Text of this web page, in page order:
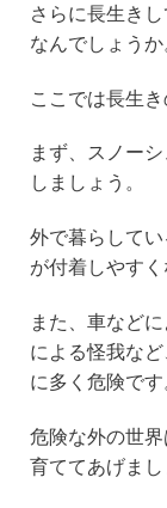
さらに長生き
なんでしょうか
ここでは長生
まず、スノー
しましょう。
外で暮らして
が付着しやすく
また、車など
による怪我な
に多く危険です
危険な外の世
育ててあげまし